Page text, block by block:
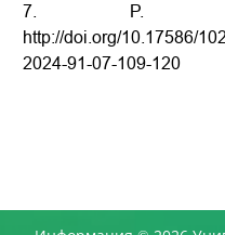
7. P.
http://doi.org/10.17586/
2024-91-07-109-120